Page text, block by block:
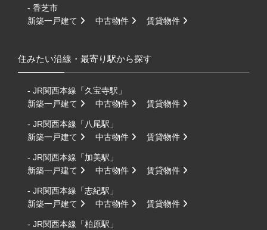
- 香芝市
新築一戸建て
中古物件 賃貸物件
住みたい沿線・最寄り駅から探す
- JR関西本線「久宝寺駅」
新築一戸建て
中古物件 賃貸物件
- JR関西本線「八尾駅」
新築一戸建て
中古物件 賃貸物件
- JR関西本線「加美駅」
新築一戸建て
中古物件 賃貸物件
- JR関西本線「志紀駅」
新築一戸建て
中古物件 賃貸物件
- JR関西本線「柏原駅」